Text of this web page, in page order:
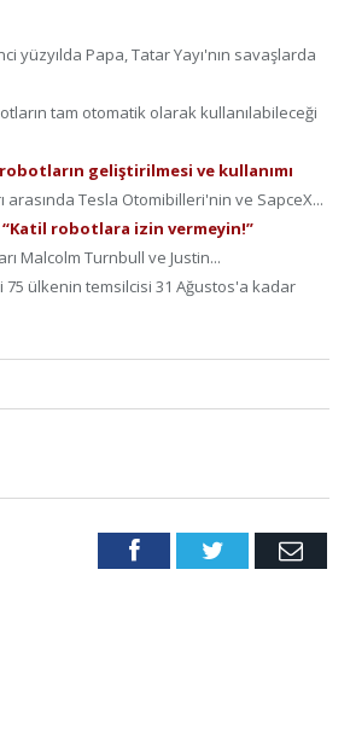
yüzyılda Papa, Tatar Yayı'nın savaşlarda
tam otomatik olarak kullanılabileceği
geliştirilmesi ve kullanımı
Tesla Otomibilleri'nin ve SapceX...
robotlara izin vermeyin!”
Malcolm Turnbull ve Justin...
75 ülkenin temsilcisi 31 Ağustos'a kadar
FacebookTwitter Email